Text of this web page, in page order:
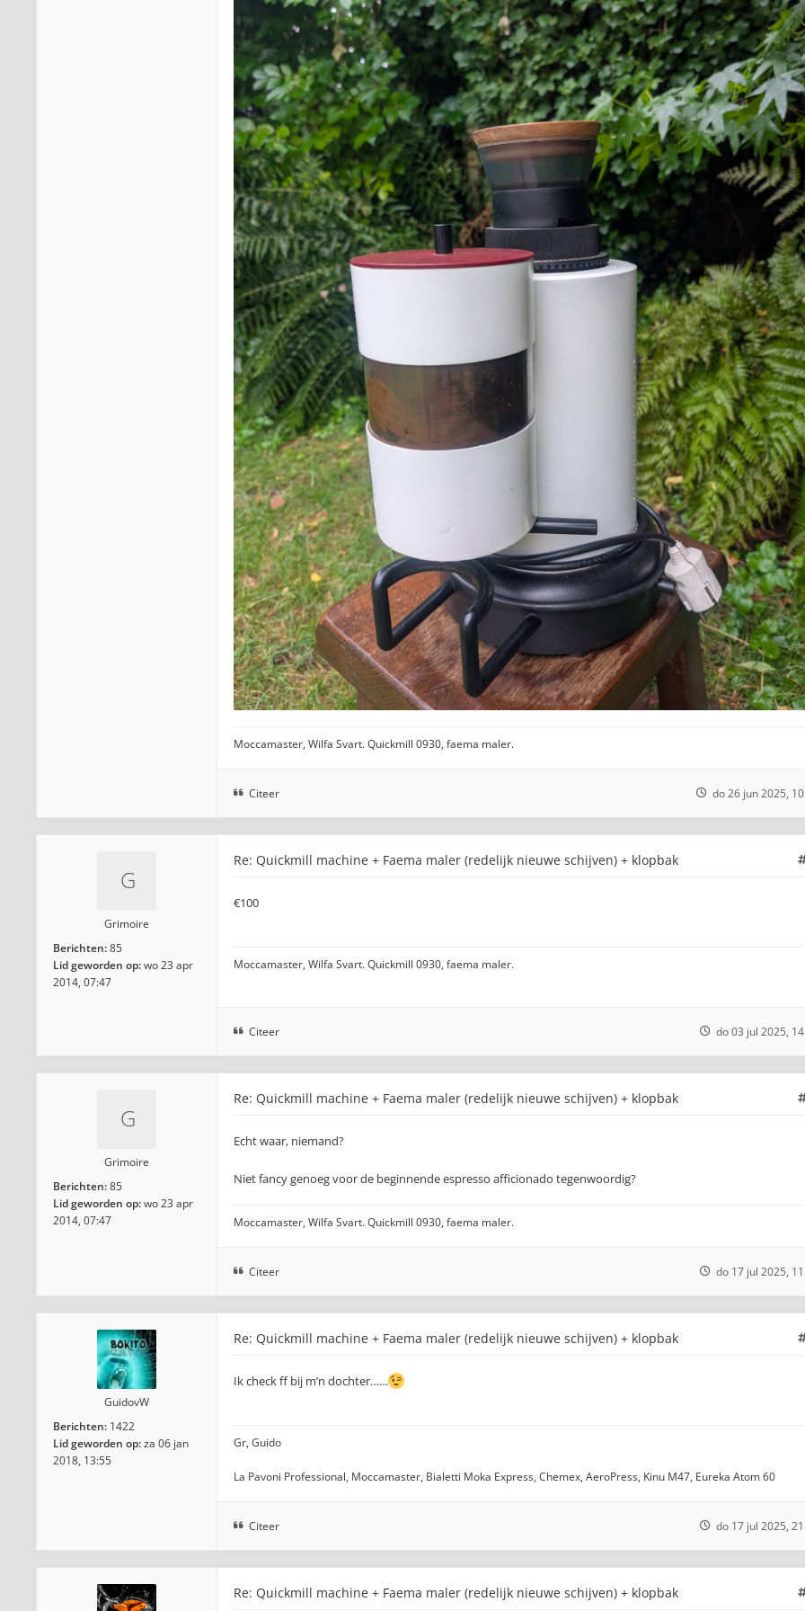
Moccamaster, Wilfa Svart. Quickmill 0930, faema maler.
Citeer do 26 jun 2025,
Grimoire
Berichten:85
Lid geworden op:wo 23 apr
2014, 07:47
Re: Quickmill machine + Faema maler (redelijk nieuwe schijven) + klopbak
€100
Moccamaster, Wilfa Svart. Quickmill 0930, faema maler.
Citeer do 03 jul 2025,
Grimoire
Berichten:85
Lid geworden op:wo 23 apr
2014, 07:47
Re: Quickmill machine + Faema maler (redelijk nieuwe schijven) + klopbak
Echt waar, niemand?
Niet fancy genoeg voor de beginnende espresso afficionado tegenwoordig?
Moccamaster, Wilfa Svart. Quickmill 0930, faema maler.
Citeer do 17 jul 2025,
GuidovW
Berichten: 1422
Lid geworden op:za 06 jan
2018, 13:55
Re: Quickmill machine + Faema maler (redelijk nieuwe schijven) + klopbak
Ik check ff bij m’n dochter……
Gr, Guido
La Pavoni Professional, Moccamaster, Bialetti Moka Express, Chemex, AeroPress, Kinu M47, Eureka Atom 60
Citeer do 17 jul 2025,
Re: Quickmill machine + Faema maler (redelijk nieuwe schijven) + klopbak